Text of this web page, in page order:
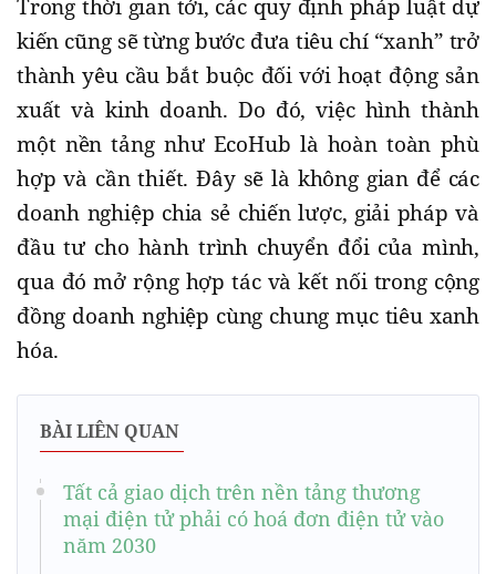
Trong thời gian tới, các quy định pháp luật dự
kiến cũng sẽ từng bước đưa tiêu chí “xanh” trở
thành yêu cầu bắt buộc đối với hoạt động sản
xuất và kinh doanh. Do đó, việc hình thành
một nền tảng như EcoHub là hoàn toàn phù
hợp và cần thiết. Đây sẽ là không gian để các
doanh nghiệp chia sẻ chiến lược, giải pháp và
đầu tư cho hành trình chuyển đổi của mình,
qua đó mở rộng hợp tác và kết nối trong cộng
đồng doanh nghiệp cùng chung mục tiêu xanh
hóa.
BÀI LIÊN QUAN
Tất cả giao dịch trên nền tảng thương
mại điện tử phải có hoá đơn điện tử vào
năm 2030